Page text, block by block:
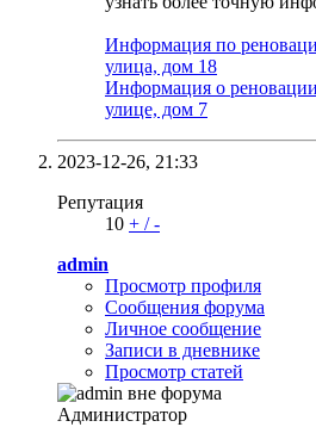
Информация по
улица, дом 18
Информация о
улице, дом 7
2023-12-26, 21:33
Репутация
10 + /-
admin
Просмотр профиля
Сообщения форума
Личное сообщение
Записи в дневнике
Просмотр статей
Администратор